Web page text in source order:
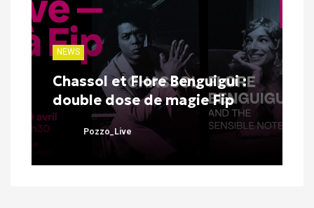
NEWS
Chassol et Flore Benguigui :
double dose de magie Fip
Pozzo_Live